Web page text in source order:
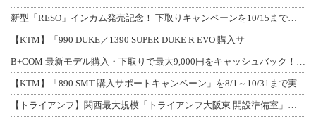
【KTM】「990 DUKE／1390 SUPER DUKE R EVO 購入サ
【KTM】「890 SMT 購入サポートキャンペーン」を8/1～10/31まで実